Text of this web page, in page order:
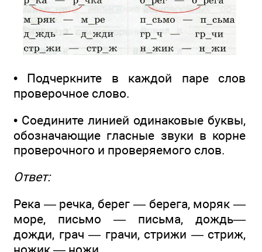
• Подчеркните в каждой паре слов
проверочное слово.
• Соедините линией одинаковые буквы,
обозначающие гласные звуки в корне
проверочного и проверяемого слов.
Ответ:
Река — речка, берег — берега, моряк —
море, письмо — письма, дождь—
дожди, грач — грачи, стрижи — стриж,